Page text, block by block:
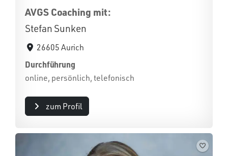
AVGS Coaching mit:
Stefan Sunken
26605 Aurich
Durchführung
online, persönlich, telefonisch
zum Profil